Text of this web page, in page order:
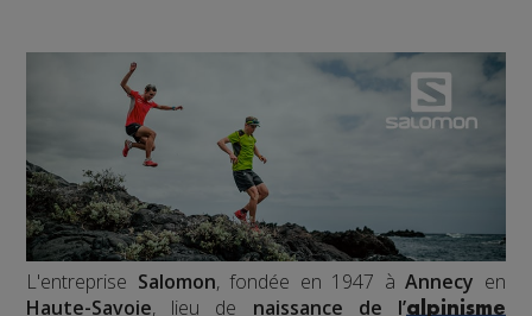
L'entreprise Salomon, fondée en 1947 àAnnecy en
Haute-Savoie, lieu de naissance de l’alpinisme